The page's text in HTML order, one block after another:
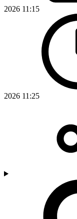
2026 11:15
2026 11:25